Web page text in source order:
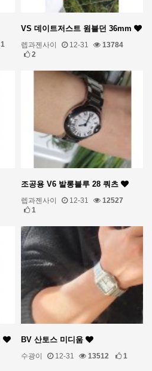
VS 데이트저스트 윔블던 36mm
렙과젠사이 12-31
13784
2
조공용 V6 발롱블루 28 쿼츠
렙과젠사이 12-31
12527
1
BV 산토스 미디움
수광이 12-31 13512 1